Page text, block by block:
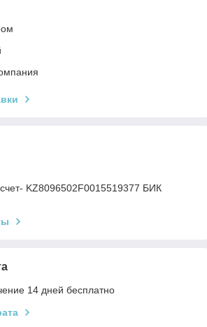
KZ8096502F0015519377 БИК
14 дней бесплатно